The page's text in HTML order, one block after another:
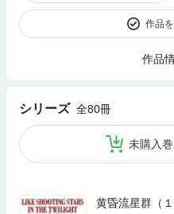
作品
作品
シリーズ 全80冊
未購入
黄昏流星群（１